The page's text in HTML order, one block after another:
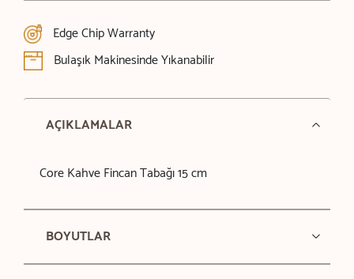
Edge Chip Warranty
Bulaşık Makinesinde Yıkanabilir
AÇIKLAMALAR
Core Kahve Fincan Tabağı 15 cm
BOYUTLAR